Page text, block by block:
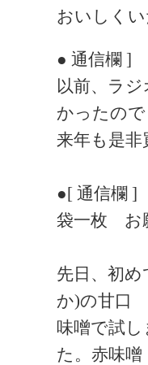
おいしく
● 通信欄 ]
以前、ラ
かったので
来年も是
●[ 通信欄 ]
袋一枚 お
先日、初
か)の甘口
味噌で試
た。赤味噌